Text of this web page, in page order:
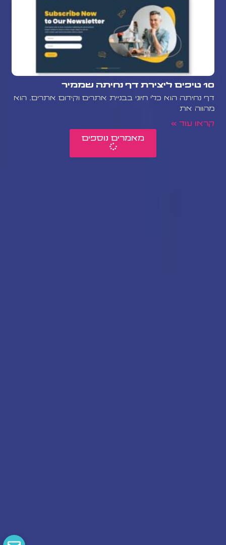
10 טיפים ליצירת דף נחיתה שממיר
דף נחיתה הוא כלי חיוני בבניית אתרים וקידום אתרים. הוא
מהווה את
קראו עוד »
מאמרים נוספים